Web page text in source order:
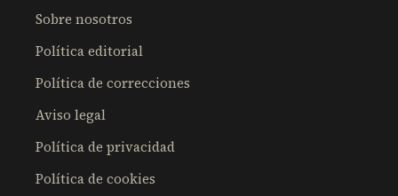
Sobre nosotros
Política editorial
Política de correcciones
Aviso legal
Política de privacidad
Política de cookies